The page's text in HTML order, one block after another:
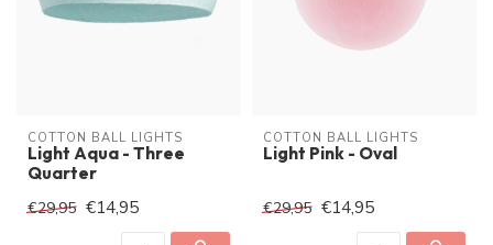
COTTON BALL LIGHTS
Light Aqua - Three
Quarter
€29,95 €14,95
COTTON BALL LIGHTS
Light Pink - Oval
€29,95 €14,95